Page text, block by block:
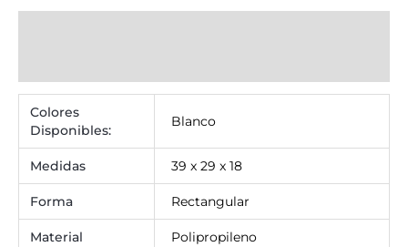
Colores
Disponibles:
Blanco
Medidas 39 x 29 x 18
Forma Rectangular
Material Polipropileno